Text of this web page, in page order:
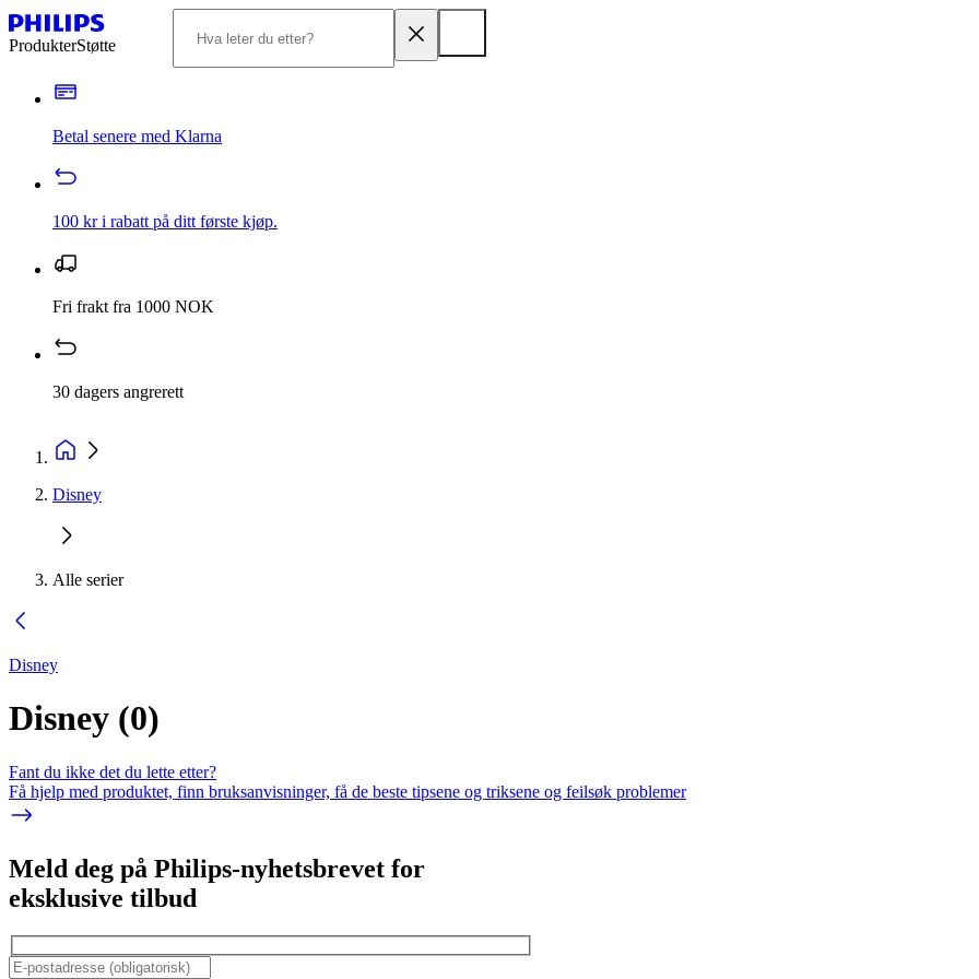
ProdukterStøtte
Betal senere med Klarna
100 kr i rabatt på ditt første kjøp.
Fri frakt fra 1000 NOK
30 dagers angrerett
Disney
Alle serier
Disney
Disney (0)
Fant du ikke det du lette etter?
Få hjelp med produktet, finn bruksanvisninger, få de beste tipsene og triksene og feilsøk problemer
Meld deg på Philips-nyhetsbrevet for
eksklusive tilbud